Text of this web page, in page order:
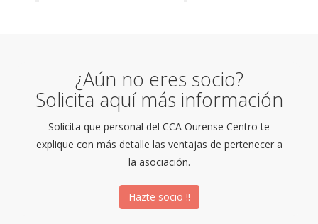
¿Aún no eres socio?
Solicita aquí más información
Solicita que personal del CCA Ourense Centro te
explique con más detalle las ventajas de pertenecer a
la asociación.
Hazte socio !!